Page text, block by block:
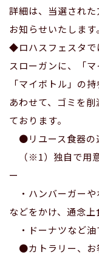
詳細は、当選され
お知らせいたします。
◆ロハスフェスタで
スローガンに、「
「マイボトル」の
あわせて、ゴミを
ております。
●リユース食器の
（※1）独自で用
ー
・ハンバーガーや
などをかけ、通念
・ドーナツなど油
●カトラリー、お